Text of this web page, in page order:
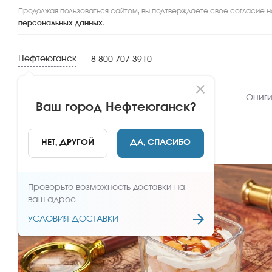
Продолжая пользоваться сайтом, вы подтверждаете свое согласие
персональных данных.
Нефтеюганск
Ваш город Нефтеюганск?
НЕТ, ДРУГОЙ ДА, СПАСИБО
Проверьте возможность доставки на
ваш адрес
УСЛОВИЯ ДОСТАВКИ
8 800 707 3910
НАЗАД